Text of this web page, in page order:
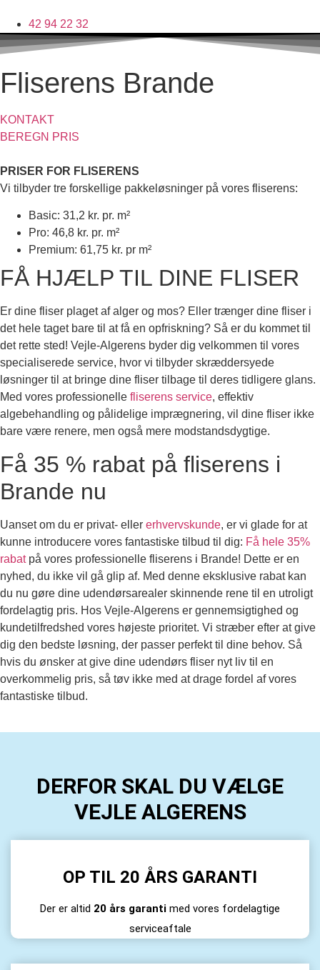
42 94 22 32
Fliserens Brande
KONTAKT
BEREGN PRIS
PRISER FOR FLISERENS
Vi tilbyder tre forskellige pakkeløsninger på vores fliserens:
Basic: 31,2 kr. pr. m²
Pro: 46,8 kr. pr. m²
Premium: 61,75 kr. pr m²
FÅ HJÆLP TIL DINE FLISER
Er dine fliser plaget af alger og mos? Eller trænger dine fliser i
det hele taget bare til at få en opfriskning? Så er du kommet til
det rette sted! Vejle-Algerens byder dig velkommen til vores
specialiserede service, hvor vi tilbyder skræddersyede
løsninger til at bringe dine fliser tilbage til deres tidligere glans.
Med vores professionelle fliserens service, effektiv
algebehandling og pålidelige imprægnering, vil dine fliser ikke
bare være renere, men også mere modstandsdygtige.
Få 35 % rabat på fliserens i
Brande nu
Uanset om du er privat- eller erhvervskunde, er vi glade for at
kunne introducere vores fantastiske tilbud til dig: Få hele 35%
rabatpå vores professionelle fliserens i Brande! Dette er en
nyhed, du ikke vil gå glip af. Med denne eksklusive rabat kan
du nu gøre dine udendørsarealer skinnende rene til en utroligt
fordelagtig pris. Hos Vejle-Algerens er gennemsigtighed og
kundetilfredshed vores højeste prioritet. Vi stræber efter at give
dig den bedste løsning, der passer perfekt til dine behov. Så
hvis du ønsker at give dine udendørs fliser nyt liv til en
overkommelig pris, så tøv ikke med at drage fordel af vores
fantastiske tilbud.
DERFOR SKAL DU VÆLGE
VEJLE ALGERENS
OP TIL 20 ÅRS GARANTI
Der er altid 20 års garanti med vores fordelagtige
serviceaftale